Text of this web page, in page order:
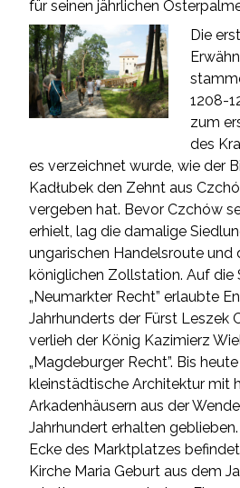
für seinen jährlichen
Die
1208-
zum
des
es verzeichnet wurde, wie der
Kadłubek den Zehnt aus
vergeben hat. Bevor Czchów
erhielt, lag die damalige
ungarischen Handelsroute und
königlichen Zollstation. Auf
„Neumarkter Recht” erlaubte
Jahrhunderts der Fürst Leszek
verlieh der König Kazimierz
„Magdeburger Recht”. Bis
kleinstädtische Architektur mit
Arkadenhäusern aus der
Jahrhundert erhalten
Ecke des Marktplatzes
Kirche Maria Geburt aus dem